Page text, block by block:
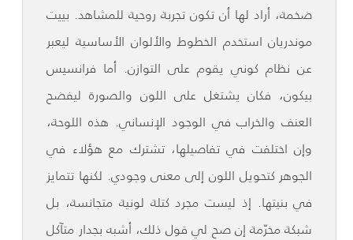
ضخمة، أراد لها أن تكون تجربة روحية للمشاهد. بييت
موندريان استخدم الخطوط والألوان الأساسية ليعبر
عن نظام كوني يقوم على التوازن. أما فرانسيس
بيكون، فكان يشتغل على اللون والصورة ليفضح
العنف والخراب في الوجود الإنساني. هذه اللوحة،
وإن اختلفت في تفاصيلها، تشترك مع هؤلاء في
الجوهر كتحويل اللون إلى معنى وجودي. لكنها تتمايز
في بنيتها. إذ ليست مجرد كتلة لونية متجانسة، بل
شبكة مخرّمة إن صح لي قول ذلك، أشبه بجدار متآكل